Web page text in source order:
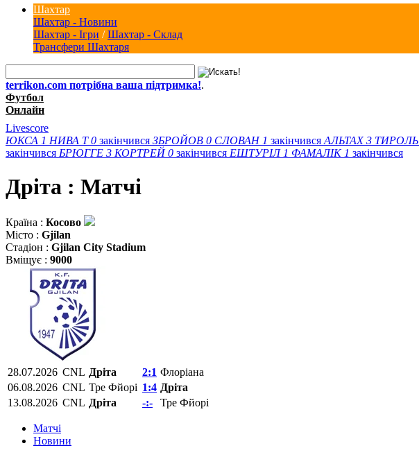
Шахтар
Шахтар - Новини
Шахтар - Ігри /Шахтар - Склад
Трансфери Шахтаря
terrikon.com потрібна ваша підтримка!.
Футбол
Онлайн
Livescore
ЮКСА 1 НИВА Т 0 закінчився ЗБРОЙОВ 0 СЛОВАН 1 закінчився АЛЬТАХ 3 ТИРОЛЬ
закінчився БРЮГГЕ 3 КОРТРЕЙ 0 закінчився ЕШТУРІЛ 1 ФАМАЛІК 1 закінчився
Дріта : Матчi
Країна : Косово
Місто : Gjilan
Стадіон : Gjilan City Stadium
Вміщує : 9000
28.07.2026 CNL Дріта 2:1 Флоріана
06.08.2026 CNL Тре Фйорі 1:4 Дріта
13.08.2026 CNL Дріта -:- Тре Фйорі
Матчi
Новини